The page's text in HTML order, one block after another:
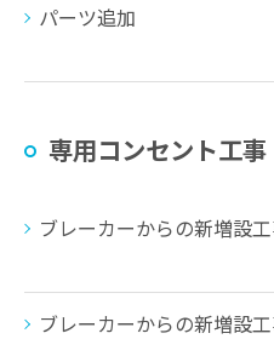
パーツ追加
専用コンセント工事
ブレーカーからの新増設
ブレーカーからの新増設